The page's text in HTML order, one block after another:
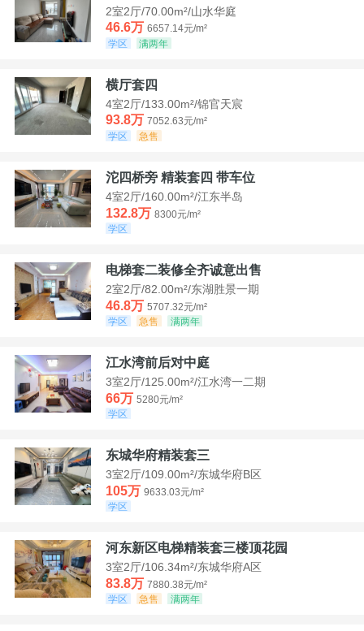
2室2厅/70.00m²/山水华庭
46.6万 6657.14元/m²
学区
满两年
横厅套四
4室2厅/133.00m²/锦官天宸
93.8万 7052.63元/m²
学区
急售
沱四桥旁 精装套四 带车位
4室2厅/160.00m²/江东半岛
132.8万 8300元/m²
学区
电梯套二装修全齐诚意出售
2室2厅/82.00m²/东湖胜景一期
46.8万 5707.32元/m²
学区
急售 满两年
江水湾前后对中庭
3室2厅/125.00m²/江水湾一二期
66万 5280元/m²
学区
东城华府精装套三
3室2厅/109.00m²/东城华府B区
105万 9633.03元/m²
学区
河东新区电梯精装套三楼顶花园
3室2厅/106.34m²/东城华府A区
83.8万 7880.38元/m²
学区
急售 满两年